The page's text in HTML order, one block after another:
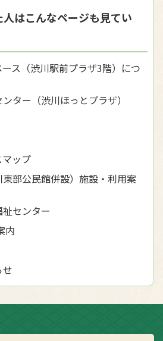
はこんなページも見てい
ス（渋川駅前プラザ3階）につ
ター（渋川ほっとプラザ）
ップ
部公民館併設）施設・利用案
センター
内
せ